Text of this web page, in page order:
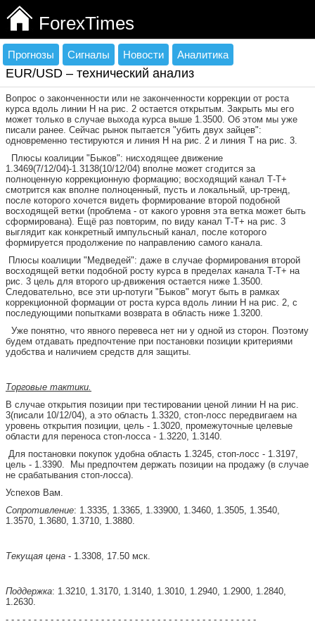
ForexTimes
Прогнозы Сигналы Новости Аналитика
EUR/USD – технический анализ
Вопрос о законченности или не законченности коррекции от роста
курса вдоль линии H на рис. 2 остается открытым. Закрыть мы его
может только в случае выхода курса выше 1.3500. Об этом мы уже
писали ранее. Сейчас рынок пытается "убить двух зайцев":
одновременно тестируются и линия H на рис. 2 и линия T на рис. 3.
Плюсы коалиции "Быков": нисходящее движение
1.3469(7/12/04)-1.3138(10/12/04) вполне может сгодится за
полноценную коррекционную формацию; восходящий канал T-T+
смотрится как вполне полноценный, пусть и локальный, up-тренд,
после которого хочется видеть формирование второй подобной
восходящей ветки (проблема - от какого уровня эта ветка может быть
сформирована). Ещё раз повторим, по виду канал T-T+ на рис. 3
выглядит как конкретный импульсный канал, после которого
формируется продолжение по направлению самого канала.
Плюсы коалиции "Медведей": даже в случае формирования второй
восходящей ветки подобной росту курса в пределах канала T-T+ на
рис. 3 цель для второго up-движения остается ниже 1.3500.
Следовательно, все эти up-потуги "Быков" могут быть в рамках
коррекционной формации от роста курса вдоль линии H на рис. 2, с
последующими попытками возврата в область ниже 1.3200.
Уже понятно, что явного перевеса нет ни у одной из сторон. Поэтому
будем отдавать предпочтение при постановки позиции критериями
удобства и наличием средств для защиты.
Торговые тактики.
В случае открытия позиции при тестировании ценой линии H на рис.
3(писали 10/12/04), а это область 1.3320, стоп-лосс передвигаем на
уровень открытия позиции, цель - 1.3020, промежуточные целевые
области для переноса стоп-лосса - 1.3220, 1.3140.
Для постановки покупок удобна область 1.3245, стоп-лосс - 1.3197,
цель - 1.3390.
Мы предпочтем держать позиции на продажу (в случае
не срабатывания стоп-лосса).
Успехов Вам.
Сопротивление: 1.3335, 1.3365, 1.33900, 1.3460, 1.3505, 1.3540,
1.3570, 1.3680, 1.3710, 1.3880.
Текущая цена - 1.3308, 17.50 мск.
Поддержка: 1.3210, 1.3170, 1.3140, 1.3010, 1.2940, 1.2900, 1.2840,
1.2630.
- - - - - - - - - - - - - - - - - - - - - - - - - - - - - - - - - - - - - - - - - - - - -